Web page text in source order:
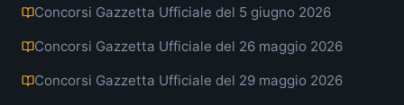
Concorsi Gazzetta Ufficiale del 5 giugno 2026
Concorsi Gazzetta Ufficiale del 26 maggio 2026
Concorsi Gazzetta Ufficiale del 29 maggio 2026